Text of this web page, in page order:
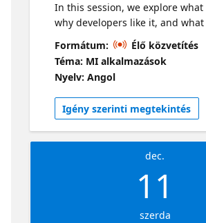
In this session, we explore what
why developers like it, and
We then leverage Fabric's built-
API builder to quickly create a
application. Live sessions will be
two time zones. If you are looking for an
earlier session, visit this series
Formátum:
Élő közvetítés
Téma: MI alkalmazások
Nyelv: Angol
Igény szerinti megtekintés
dec.
11
szerda